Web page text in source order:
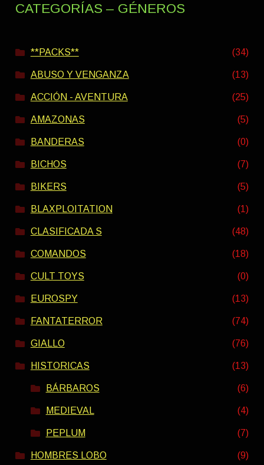
CATEGORÍAS – GÉNEROS
**PACKS** (34)
ABUSO Y VENGANZA (13)
ACCIÓN - AVENTURA (25)
AMAZONAS (5)
BANDERAS (0)
BICHOS (7)
BIKERS (5)
BLAXPLOITATION (1)
CLASIFICADA S (48)
COMANDOS (18)
CULT TOYS (0)
EUROSPY (13)
FANTATERROR (74)
GIALLO (76)
HISTORICAS (13)
BÁRBAROS (6)
MEDIEVAL (4)
PEPLUM (7)
HOMBRES LOBO (9)